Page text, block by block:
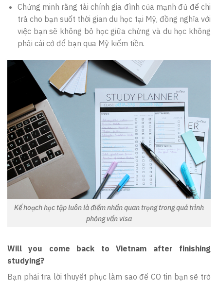
Chứng minh rằng tài chính gia đình của mạnh đủ để chi
trả cho bạn suốt thời gian du học tại Mỹ, đồng nghĩa với
việc bạn sẽ không bỏ học giữa chừng và du học không
phải cái cớ để bạn qua Mỹ kiếm tiền.
Kế hoạch học tập luôn là điểm nhấn quan trọng trong quá trình
phỏng vấn visa
Will you come back to Vietnam after finishing
studying?
Bạn phải tra lời thuyết phục làm sao để CO tin bạn sẽ trở